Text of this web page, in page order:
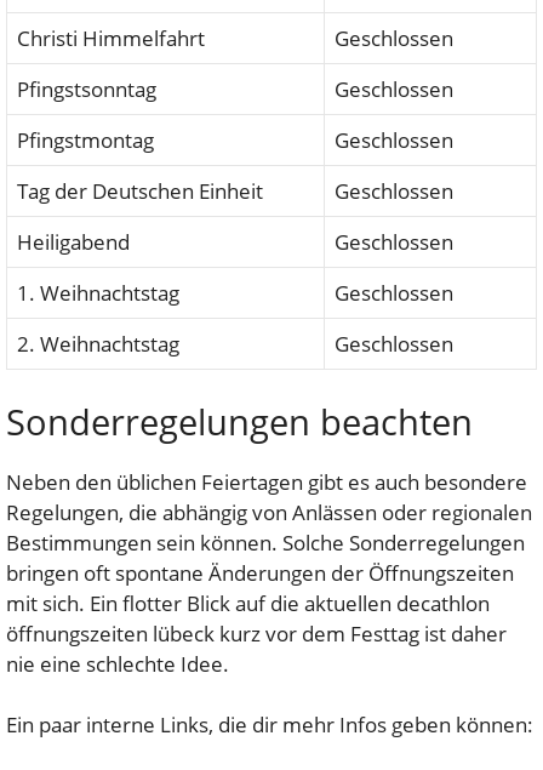
Christi Himmelfahrt
Geschlossen
Pfingstsonntag
Geschlossen
Pfingstmontag
Geschlossen
Tag der Deutschen Einheit
Geschlossen
Heiligabend
Geschlossen
1. Weihnachtstag
Geschlossen
2. Weihnachtstag
Geschlossen
Sonderregelungen beachten
Neben den üblichen Feiertagen gibt es auch besondere
Regelungen, die abhängig von Anlässen oder regionalen
Bestimmungen sein können. Solche Sonderregelungen
bringen oft spontane Änderungen der Öffnungszeiten
mit sich. Ein flotter Blick auf die aktuellen decathlon
öffnungszeiten lübeck kurz vor dem Festtag ist daher
nie eine schlechte Idee.
Ein paar interne Links, die dir mehr Infos geben können: